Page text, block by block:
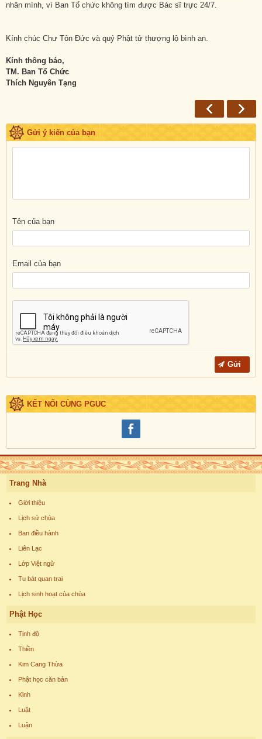
nhân mình, vì Ban Tổ chức không tìm được Bác sĩ trực 24/7.
Kính chúc Chư Tôn Đức và quý Phật tử thượng lộ bình an.
Kính thông báo,
TM. Ban Tổ Chức
Thích Nguyên Tạng
Gửi ý kiến của bạn
Tên của bạn
Email của bạn
KẾT NỐI CÙNG PGUC
Trang Nhà
Giới thiệu
Lịch sử chùa
Ban điều hành
Liên Lạc
Lớp Việt ngữ
Tu bát quan trai
Lịch sinh hoạt của chùa
Phật Học
Tịnh độ
Thiền
Kim Cang Thừa
Phật học căn bản
Kinh
Luật
Luận